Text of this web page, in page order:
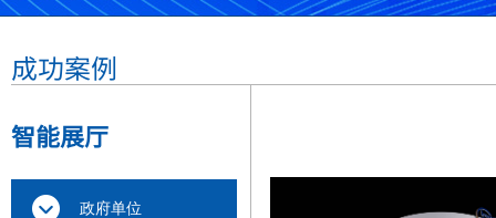
成功案例
智能展厅
政府单位